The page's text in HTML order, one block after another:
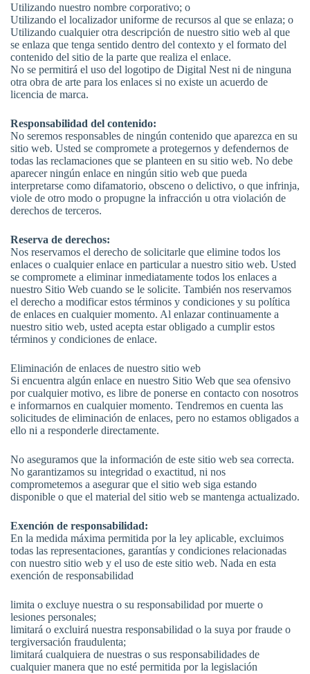
Utilizando nuestro nombre corporativo; o
Utilizando el localizador uniforme de recursos al que se enlaza; o
Utilizando cualquier otra descripción de nuestro sitio web al que
se enlaza que tenga sentido dentro del contexto y el formato del
contenido del sitio de la parte que realiza el enlace.
No se permitirá el uso del logotipo de Digital Nest ni de ninguna
otra obra de arte para los enlaces si no existe un acuerdo de
licencia de marca.
Responsabilidad del contenido:
No seremos responsables de ningún contenido que aparezca en su
sitio web. Usted se compromete a protegernos y defendernos de
todas las reclamaciones que se planteen en su sitio web. No debe
aparecer ningún enlace en ningún sitio web que pueda
interpretarse como difamatorio, obsceno o delictivo, o que infrinja,
viole de otro modo o propugne la infracción u otra violación de
derechos de terceros.
Reserva de derechos:
Nos reservamos el derecho de solicitarle que elimine todos los
enlaces o cualquier enlace en particular a nuestro sitio web. Usted
se compromete a eliminar inmediatamente todos los enlaces a
nuestro Sitio Web cuando se le solicite. También nos reservamos
el derecho a modificar estos términos y condiciones y su política
de enlaces en cualquier momento. Al enlazar continuamente a
nuestro sitio web, usted acepta estar obligado a cumplir estos
términos y condiciones de enlace.
Eliminación de enlaces de nuestro sitio web
Si encuentra algún enlace en nuestro Sitio Web que sea ofensivo
por cualquier motivo, es libre de ponerse en contacto con nosotros
e informarnos en cualquier momento. Tendremos en cuenta las
solicitudes de eliminación de enlaces, pero no estamos obligados a
ello ni a responderle directamente.
No aseguramos que la información de este sitio web sea correcta.
No garantizamos su integridad o exactitud, ni nos
comprometemos a asegurar que el sitio web siga estando
disponible o que el material del sitio web se mantenga actualizado.
Exención de responsabilidad:
En la medida máxima permitida por la ley aplicable, excluimos
todas las representaciones, garantías y condiciones relacionadas
con nuestro sitio web y el uso de este sitio web. Nada en esta
exención de responsabilidad
limita o excluye nuestra o su responsabilidad por muerte o
lesiones personales;
limitará o excluirá nuestra responsabilidad o la suya por fraude o
tergiversación fraudulenta;
limitará cualquiera de nuestras o sus responsabilidades de
cualquier manera que no esté permitida por la legislación